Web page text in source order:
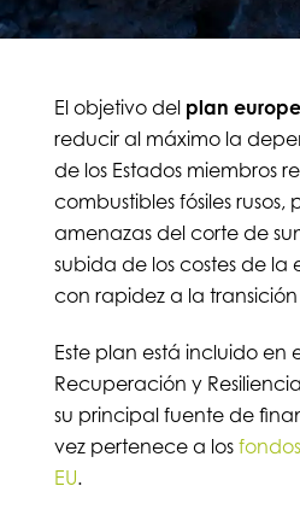
El objetivo del plan
reducir al máximo la
de los Estados miembros
combustibles fósiles rusos,
amenazas del corte de
subida de los costes de la
con rapidez a la
Este plan está incluido en
Recuperación y
su principal fuente de
vez pertenece a los
EU.